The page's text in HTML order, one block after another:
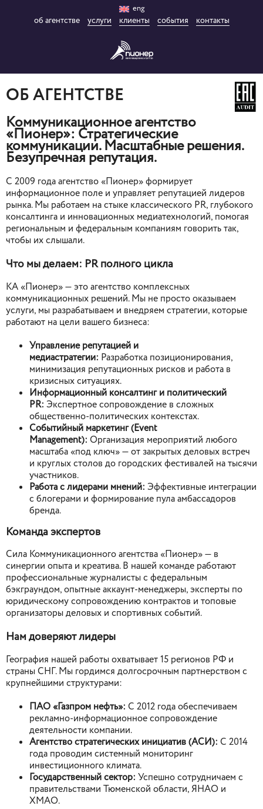
eng
об агентстве услуги клиенты события контакты
ОБ АГЕНТСТВЕ
Коммуникационное агентство
«Пионер»: Стратегические
коммуникации. Масштабные решения.
Безупречная репутация.
С 2009 года агентство «Пионер» формирует
информационное поле и управляет репутацией лидеров
рынка. Мы работаем на стыке классического PR, глубокого
консалтинга и инновационных медиатехнологий, помогая
региональным и федеральным компаниям говорить так,
чтобы их слышали.
Что мы делаем: PR полного цикла
КА «Пионер» — это агентство комплексных
коммуникационных решений. Мы не просто оказываем
услуги, мы разрабатываем и внедряем стратегии, которые
работают на цели вашего бизнеса:
Управление репутацией и
медиастратегии: Разработка позиционирования,
минимизация репутационных рисков и работа в
кризисных ситуациях.
Информационный консалтинг и политический
PR: Экспертное сопровождение в сложных
общественно-политических контекстах.
Событийный маркетинг (Event
Management): Организация мероприятий любого
масштаба «под ключ» — от закрытых деловых встреч
и круглых столов до городских фестивалей на тысячи
участников.
Работа с лидерами мнений: Эффективные интеграции
с блогерами и формирование пула амбассадоров
бренда.
Команда экспертов
Сила Коммуникационного агентства «Пионер» — в
синергии опыта и креатива. В нашей команде работают
профессиональные журналисты с федеральным
бэкграундом, опытные аккаунт-менеджеры, эксперты по
юридическому сопровождению контрактов и топовые
организаторы деловых и спортивных событий.
Нам доверяют лидеры
География нашей работы охватывает 15 регионов РФ и
страны СНГ. Мы гордимся долгосрочным партнерством с
крупнейшими структурами:
ПАО «Газпром нефть»: С 2012 года обеспечиваем
рекламно-информационное сопровождение
деятельности компании.
Агентство стратегических инициатив (АСИ): С 2014
года проводим системный мониторинг
инвестиционного климата.
Государственный сектор: Успешно сотрудничаем с
правительствами Тюменской области, ЯНАО и
ХМАО.